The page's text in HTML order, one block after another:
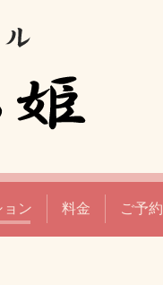
ョン 料金 ご予約